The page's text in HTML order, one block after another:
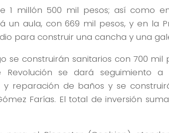
1 millón 500 mil pesos; así como
un aula, con 669 mil pesos, y en la
para construir una cancha y una
se construirán sanitarios con 700 mil
Revolución se dará seguimiento a
reparación de baños y se
Farías. El total de inversión